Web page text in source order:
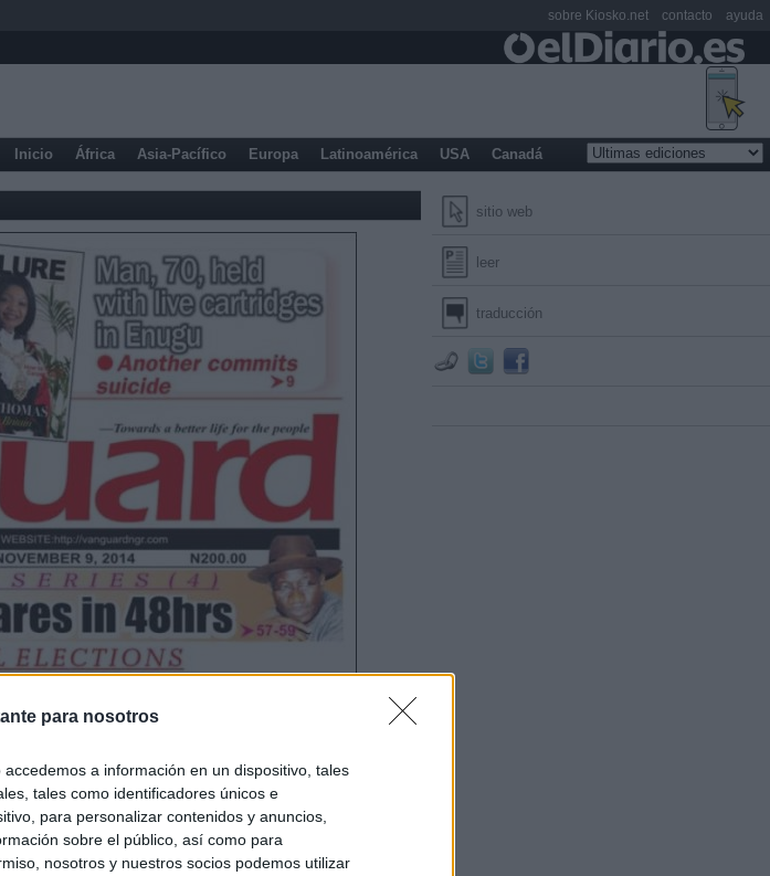
para nosotros
a información en un dispositivo, tales
tales como identificadores únicos e
para personalizar contenidos y anuncios,
sobre el público, así como para
nosotros y nuestros socios podemos utilizar
Inicio África Asia-Pacífico Europa Latinoamérica USA Canadá
sitio web
leer
traducción
sobre Kiosko.net contacto ayuda